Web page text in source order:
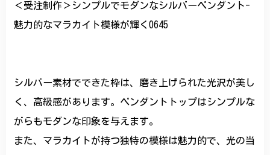
＜受注制作＞シンプルでモダンなシルバーペンダント-
魅力的なマラカイト模様が輝く0645
シルバー素材でできた枠は、磨き上げられた光沢が美し
く、高級感があります。ペンダントトップはシンプルな
がらもモダンな印象を与えます。
また、マラカイトが持つ独特の模様は魅力的で、光の当